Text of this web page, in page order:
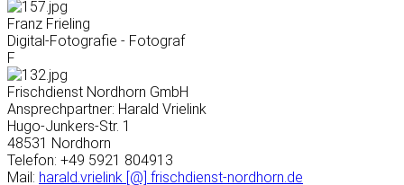
Franz Frieling
Digital-Fotografie - Fotograf
F
Frischdienst Nordhorn GmbH
Ansprechpartner: Harald Vrielink
Hugo-Junkers-Str. 1
48531 Nordhorn
Telefon: +49 5921 804913
Mail: harald.vrielink [@] frischdienst-nordhorn.de